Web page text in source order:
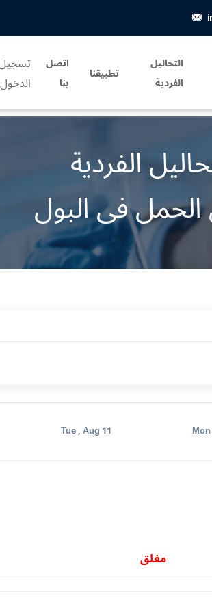
التحاليل
الفردية
تطبيقنا
اتصل
بنا
الدخول
الفردية
فى البول
مغلق